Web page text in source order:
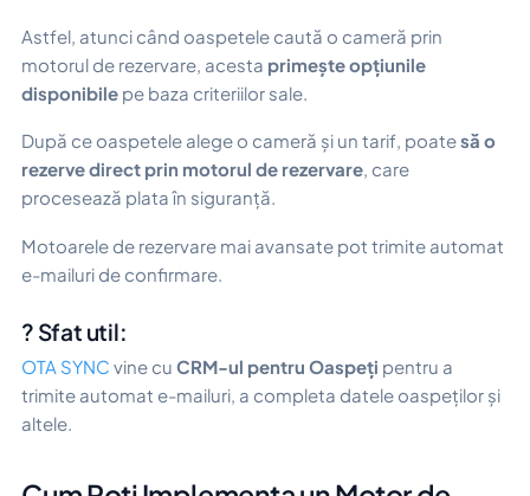
Astfel, atunci când oaspetele caută o cameră prin
motorul de rezervare, acesta primește opțiunile
disponibile pe baza criteriilor sale.
După ce oaspetele alege o cameră și un tarif, poatesă o
rezerve direct prin motorul de rezervare, care
procesează plata în siguranță.
Motoarele de rezervare mai avansate pot trimite automat
e-mailuri de confirmare.
? Sfat util:
OTA SYNC vine cu CRM-ul pentru Oaspeți pentru a
trimite automat e-mailuri, a completa datele oaspeților și
altele.